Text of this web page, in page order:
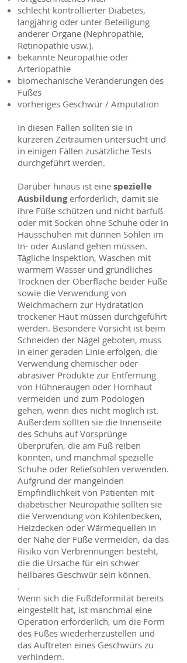
schlecht kontrollierter Diabetes,
langjährig oder unter Beteiligung
anderer Organe (Nephropathie,
Retinopathie usw.).
bekannte Neuropathie oder
Arteriopathie
biomechanische Veränderungen des
Fußes
vorheriges Geschwür / Amputation
In diesen Fällen sollten sie in
kürzeren Zeiträumen untersucht und
in einigen Fällen zusätzliche Tests
durchgeführt werden.
Darüber hinaus ist eine spezielle
Ausbildungerforderlich, damit sie
ihre Füße schützen und nicht barfuß
oder mit Socken ohne Schuhe oder in
Hausschuhen mit dünnen Sohlen im
In- oder Ausland gehen müssen.
Tägliche Inspektion, Waschen mit
warmem Wasser und gründliches
Trocknen der Oberfläche beider Füße
sowie die Verwendung von
Weichmachern zur Hydratation
trockener Haut müssen durchgeführt
werden. Besondere Vorsicht ist beim
Schneiden der Nägel geboten, muss
in einer geraden Linie erfolgen, die
Verwendung chemischer oder
abrasiver Produkte zur Entfernung
von Hühneraugen oder Hornhaut
vermeiden und zum Podologen
gehen, wenn dies nicht möglich ist.
Außerdem sollten sie die Innenseite
des Schuhs auf Vorsprünge
überprüfen, die am Fuß reiben
könnten, und manchmal spezielle
Schuhe oder Reliefsohlen verwenden.
Aufgrund der mangelnden
Empfindlichkeit von Patienten mit
diabetischer Neuropathie sollten sie
die Verwendung von Kohlenbecken,
Heizdecken oder Wärmequellen in
der Nähe der Füße vermeiden, da das
Risiko von Verbrennungen besteht,
die die Ursache für ein schwer
heilbares Geschwür sein können.
.
Wenn sich die Fußdeformität bereits
eingestellt hat, ist manchmal eine
Operation erforderlich, um die Form
des Fußes wiederherzustellen und
das Auftreten eines Geschwürs zu
verhindern.